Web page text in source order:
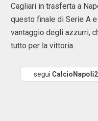
Cagliari in trasferta a
questo finale di Serie A
vantaggio degli azzurri,
tutto per la vittoria.
segui